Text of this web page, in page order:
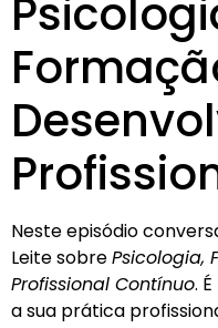
Neste episódio
Leite sobrePsicologia,
Profissional Contínuo.
a sua prática